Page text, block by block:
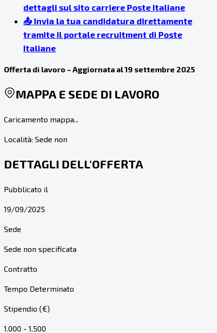
dettagli sul sito carriere Poste Italiane
📤 Invia la tua candidatura direttamente
tramite il portale recruitment di Poste
Italiane
Offerta di lavoro – Aggiornata al 19 settembre 2025
MAPPA E SEDE DI LAVORO
Caricamento mappa...
Località: Sede non
DETTAGLI DELL'OFFERTA
Pubblicato il
19/09/2025
Sede
Sede non specificata
Contratto
Tempo Determinato
Stipendio (€)
1.000 - 1.500